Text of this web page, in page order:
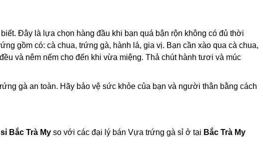
Đây là lựa chọn hàng đầu khi bạn quá bận rộn không có đủ thời
gồm có: cà chua, trứng gà, hành lá, gia vị. Bạn cần xào qua cà chua,
và nêm nếm cho đến khi vừa miệng. Thả chút hành tươi và múc
gà an toàn. Hãy bảo vệ sức khỏe của bạn và người thân bằng cách
Bắc Trà Myso với các đại lý bán Vựa trứng gà sỉ ở tại Bắc Trà My